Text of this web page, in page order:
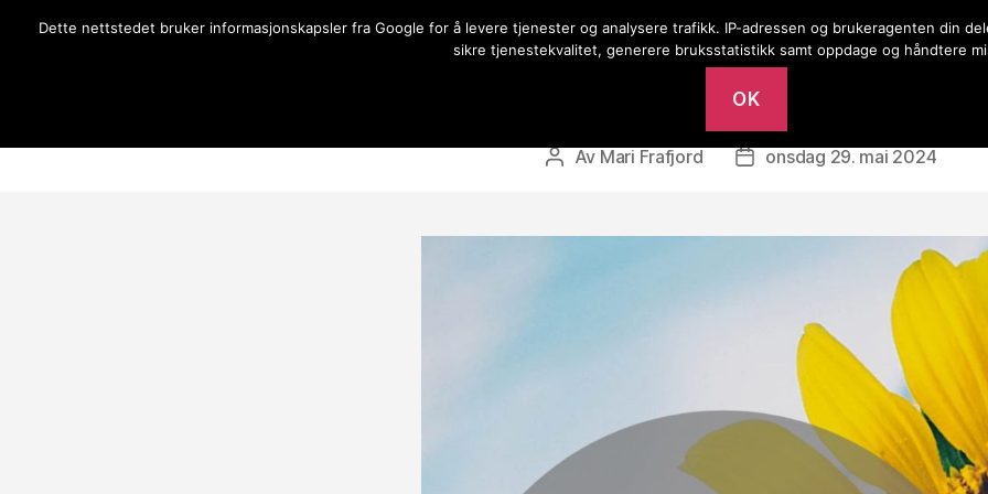
Gilja bedehus Oppdatering på hva som skjer på bedehuset Barn
Innleggsforfatter
Av Mari Frafjord Publiseringsdato
onsdag 29. mai 2024
Dette nettstedet bruker informasjonskapsler fra Google for å levere tjenester og analysere trafikk. IP-adressen og brukeragenten din
sikre tjenestekvalitet, generere bruksstatistikk samt oppdage og håndtere
OK